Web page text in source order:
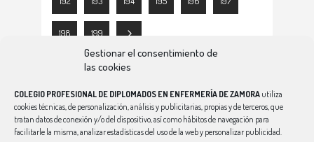
Gestionar el consentimiento de
las cookies
COLEGIO PROFESIONAL DE DIPLOMADOS EN ENFERMERÍA DE ZAMORA utiliza
cookies técnicas, de personalización, análisis y publicitarias, propias y de terceros, que
tratan datos de conexión y/o del dispositivo, así como hábitos de navegación para
facilitarle la misma, analizar estadísticas del uso de la web y personalizar publicidad.
198 199